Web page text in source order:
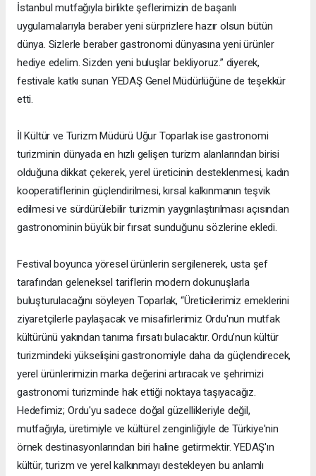
İstanbul mutfağıyla birlikte şeflerimizin de başarılı
uygulamalarıyla beraber yeni sürprizlere hazır olsun bütün
dünya. Sizlerle beraber gastronomi dünyasına yeni ürünler
hediye edelim. Sizden yeni buluşlar bekliyoruz.” diyerek,
festivale katkı sunan YEDAŞ Genel Müdürlüğüne de teşekkür
etti.
İl Kültür ve Turizm Müdürü Uğur Toparlak ise gastronomi
turizminin dünyada en hızlı gelişen turizm alanlarından birisi
olduğuna dikkat çekerek, yerel üreticinin desteklenmesi, kadın
kooperatiflerinin güçlendirilmesi, kırsal kalkınmanın teşvik
edilmesi ve sürdürülebilir turizmin yaygınlaştırılması açısından
gastronominin büyük bir fırsat sunduğunu sözlerine ekledi.
Festival boyunca yöresel ürünlerin sergilenerek, usta şef
tarafından geleneksel tariflerin modern dokunuşlarla
buluşturulacağını söyleyen Toparlak, “Üreticilerimiz emeklerini
ziyaretçilerle paylaşacak ve misafirlerimiz Ordu'nun mutfak
kültürünü yakından tanıma fırsatı bulacaktır. Ordu’nun kültür
turizmindeki yükselişini gastronomiyle daha da güçlendirecek,
yerel ürünlerimizin marka değerini artıracak ve şehrimizi
gastronomi turizminde hak ettiği noktaya taşıyacağız.
Hedefimiz; Ordu'yu sadece doğal güzellikleriyle değil,
mutfağıyla, üretimiyle ve kültürel zenginliğiyle de Türkiye'nin
örnek destinasyonlarından biri haline getirmektir. YEDAŞ'ın
kültür, turizm ve yerel kalkınmayı destekleyen bu anlamlı